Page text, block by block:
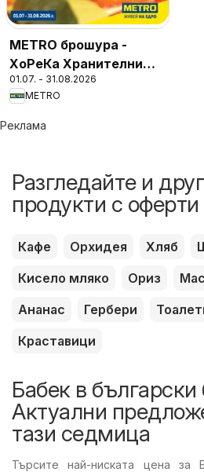
METRO брошура -
ХоРеКа Хранителни
стоки
01.07. - 31.08.2026
METRO
Реклама
Разгледайте и
продукти с оферти
Кафе Орхидея Хляб
Кисело мляко
Ориз
Ананас
Гербери
Краставици
Бабек в
Актуални
тази седмица
Търсите най-ниската цена за